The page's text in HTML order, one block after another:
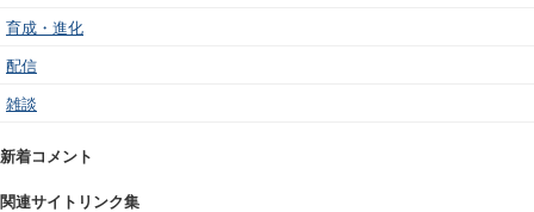
育成・進化
配信
雑談
新着コメント
関連サイトリンク集